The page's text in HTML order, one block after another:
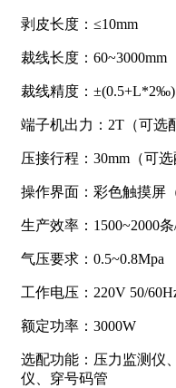
剥皮长度：≤10mm
裁线长度：60~3000mm
裁线精度：
端子机出力：2T（可选
压接行程：30mm（可选
操作界面：彩色触摸屏
生产效率：1500~2000
气压要求：0.5~0.8Mpa
工作电压：220V 50/
额定功率：3000W
选配功能：压力监测仪
仪、穿号码管